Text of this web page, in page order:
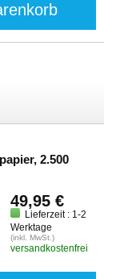
2.500
49,95 €
Lieferzeit : 1-2
Werktage
(inkl. MwSt.)
versandkostenfrei